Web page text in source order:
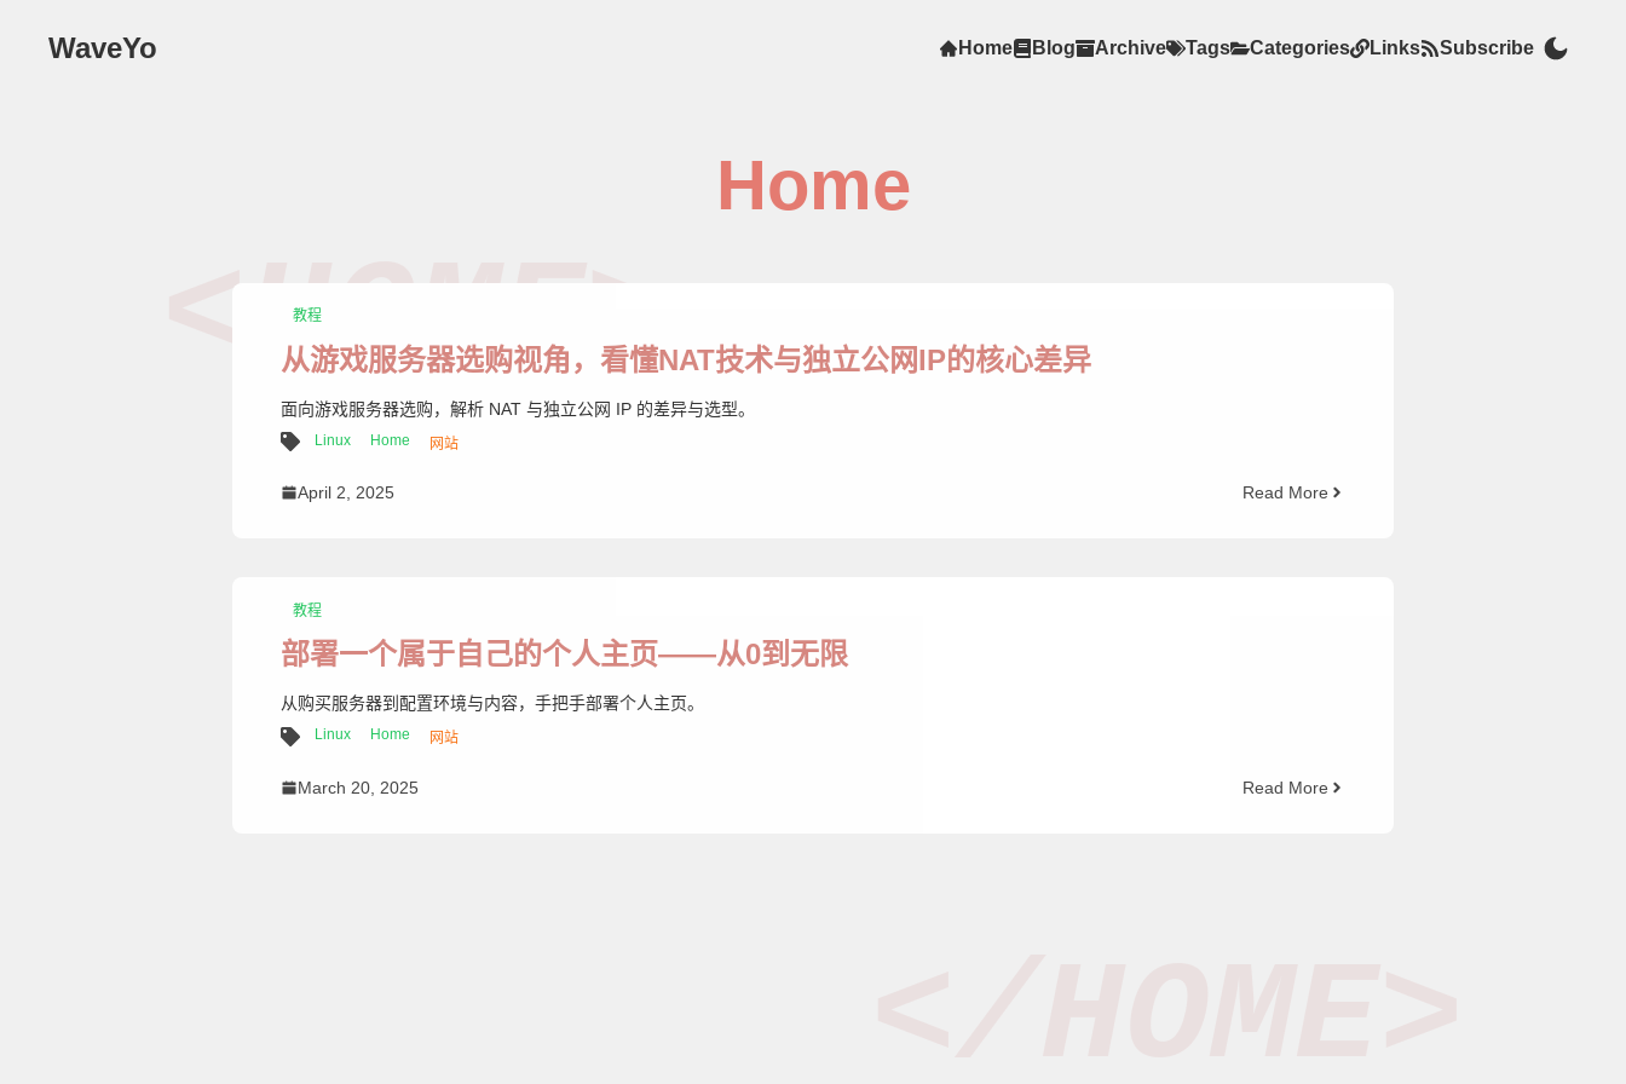
WaveYo Home Blog Archive Tags Categories Links Subscribe
Home
教程
从游戏服务器选购视角，看懂NAT技术与独立公网IP的核心差异
面向游戏服务器选购，解析 NAT 与独立公网 IP 的差异与选型。
Linux Home 网站
April 2, 2025 Read More
教程
部署一个属于自己的个人主页——从0到无限
从购买服务器到配置环境与内容，手把手部署个人主页。
Linux Home 网站
March 20, 2025 Read More
<HOME>